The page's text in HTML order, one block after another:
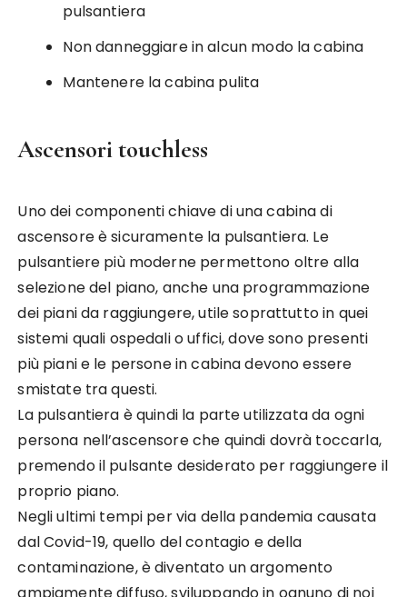
pulsantiera
Non danneggiare in alcun modo la cabina
Mantenere la cabina pulita
Ascensori touchless
Uno dei componenti chiave di una cabina di
ascensore è sicuramente la pulsantiera. Le
pulsantiere più moderne permettono oltre alla
selezione del piano, anche una programmazione
dei piani da raggiungere, utile soprattutto in quei
sistemi quali ospedali o uffici, dove sono presenti
più piani e le persone in cabina devono essere
smistate tra questi.
La pulsantiera è quindi la parte utilizzata da ogni
persona nell’ascensore che quindi dovrà toccarla,
premendo il pulsante desiderato per raggiungere il
proprio piano.
Negli ultimi tempi per via della pandemia causata
dal Covid-19, quello del contagio e della
contaminazione, è diventato un argomento